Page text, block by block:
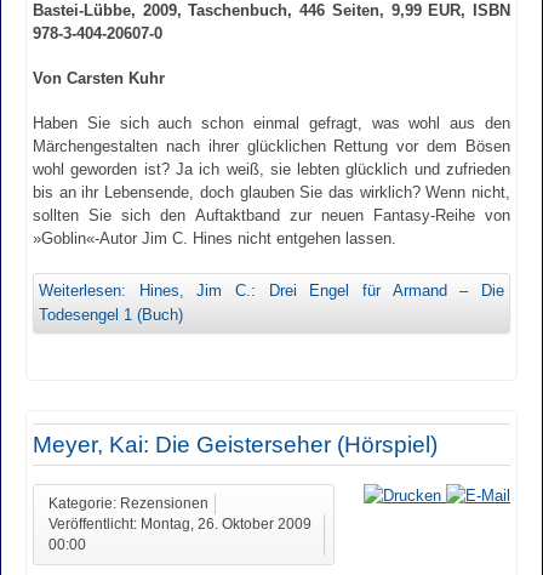
Bastei-Lübbe, 2009, Taschenbuch, 446 Seiten, 9,99 EUR, ISBN
978-3-404-20607-0
Von Carsten Kuhr
Haben Sie sich auch schon einmal gefragt, was wohl aus den
Märchengestalten nach ihrer glücklichen Rettung vor dem Bösen
wohl geworden ist? Ja ich weiß, sie lebten glücklich und zufrieden
bis an ihr Lebensende, doch glauben Sie das wirklich? Wenn nicht,
sollten Sie sich den Auftaktband zur neuen Fantasy-Reihe von
»Goblin«-Autor Jim C. Hines nicht entgehen lassen.
Weiterlesen: Hines, Jim C.: Drei Engel für Armand – Die
Todesengel 1 (Buch)
Meyer, Kai: Die Geisterseher (Hörspiel)
Kategorie: Rezensionen
Veröffentlicht: Montag, 26. Oktober 2009
00:00